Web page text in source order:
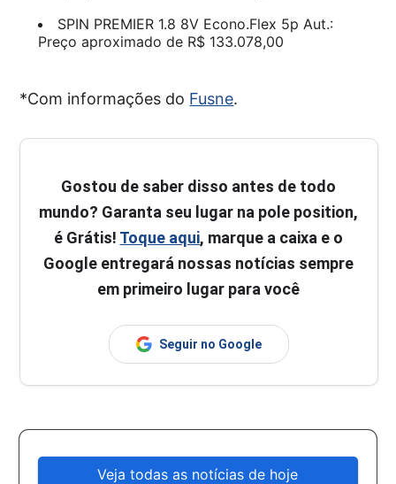
SPIN PREMIER 1.8 8V Econo.Flex 5p Aut.:
Preço aproximado de R$ 133.078,00
*Com informações do Fusne.
Gostou de saber disso antes de todo
mundo? Garanta seu lugar na pole position,
é Grátis! Toque aqui, marque a caixa e o
Google entregará nossas notícias sempre
em primeiro lugar para você
Seguir no Google
Veja todas as notícias de hoje